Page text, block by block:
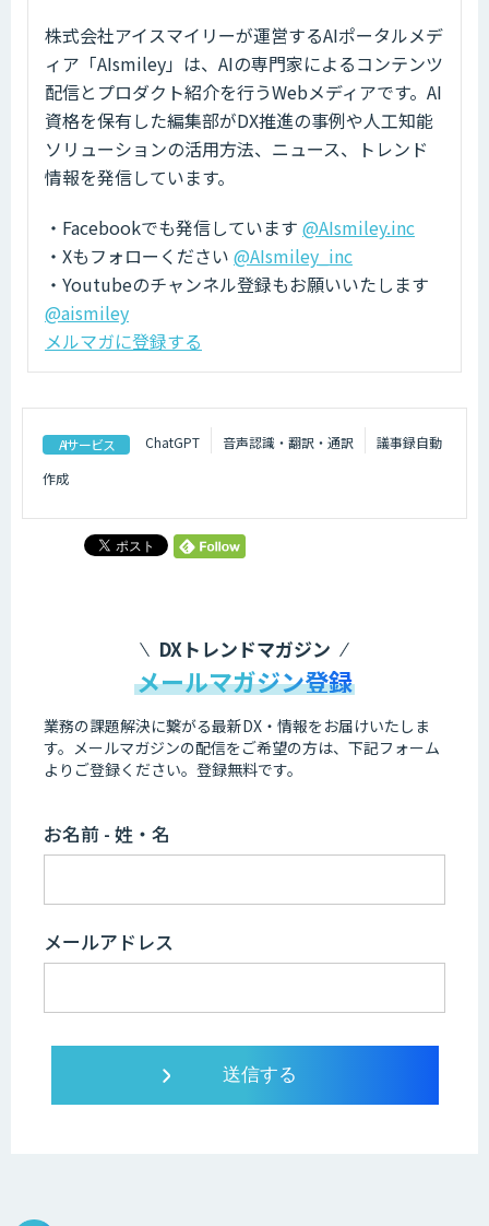
株式会社アイスマイリーが運営するAIポータルメデ
ィア「AIsmiley」は、AIの専門家によるコンテンツ
配信とプロダクト紹介を行うWebメディアです。AI
資格を保有した編集部がDX推進の事例や人工知能
ソリューションの活用方法、ニュース、トレンド
情報を発信しています。
・Facebookでも発信しています @AIsmiley.inc
・Xもフォローください @AIsmiley_inc
・Youtubeのチャンネル登録もお願いいたします
@aismiley
メルマガに登録する
AIサービス ChatGPT 音声認識・翻訳・通訳
議事録自動
作成
DXトレンドマガジン
メールマガジン登録
業務の課題解決に繋がる最新DX・情報をお届けいたしま
す。 メールマガジンの配信をご希望の方は、下記フォーム
よりご登録ください。登録無料です。
お名前 - 姓・名
メールアドレス